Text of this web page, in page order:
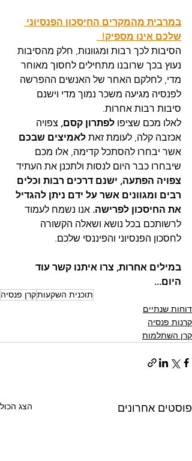
במרבית מהמקרים החיסכון הפנסיוני
שלכם אינו מספיק!
הסיבות לכך רבות ומגוונות, חלק מהסיבות
נעוץ בכך שרובנו מתחילים לחסוך מאוחר
מדי, לחלקם האחר של האנשים ההפרשה
לפנסיה מגיעה משכר נמוך מדי וישנם
סיבות רבות אחרות.
לאלו מכם שציפו לפתרון קסם, צפויה
אכזבה קלה, לעומת זאת לאמיצים שבכם
אשר יבחרו להסתכל קדימה, אלו מכם
שיבחרו כבר היום לנסות ולתכנן את העתיד
צפויה הפתעה, ישנם דרכים רבות וכלים
רבים ומגוונים אשר על ידם ניתן להגדיל
את החיסכון לפרישה. אנו נשמח לעמוד
לרשותכם בכל נושא ושאלה הקשורה
לחסכון הפנסיוני והפיננסי שלכם.
במילים אחרות, צרו איתנו קשר עוד
היום...
תוכנית השקעותקרן פנסיה
דוחות שנתיים
קרנות פנסיה
קרן השתלמות
פוסטים אחרונים הצג הכול